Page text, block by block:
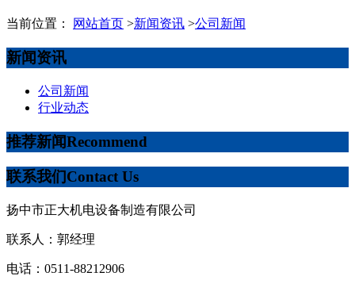
当前位置： 网站首页 >新闻资讯 >公司新闻
新闻资讯
公司新闻
行业动态
推荐新闻Recommend
联系我们Contact Us
扬中市正大机电设备制造有限公司
联系人：郭经理
电话：0511-88212906